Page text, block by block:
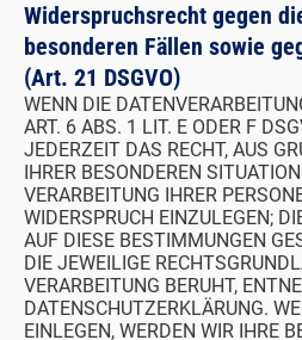
Widerspruchsrecht gegen
besonderen Fällen sowie
(Art. 21 DSGVO)
WENN DIE
ART. 6 ABS. 1 LIT. E ODER F
JEDERZEIT DAS RECHT, AUS
IHRER BESONDEREN
VERARBEITUNG IHRER
WIDERSPRUCH EINZULEGEN;
AUF DIESE BESTIMMUNGEN
DIE JEWEILIGE
VERARBEITUNG BERUHT,
DATENSCHUTZERKLÄRUNG.
EINLEGEN, WERDEN WIR IHRE